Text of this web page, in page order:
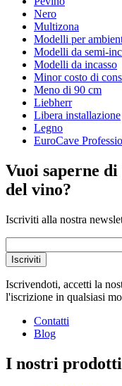
Cantina con porta
produttore
della vostra
Il climatizzatore
temperatura di
Consumo
Consumo
Livello di rumore
Livello di
Watt185
Voltage/Frequency
Dimensioni (LxAxP cm)
Altezza (cm)210.8
Profondità (cm) 66
Altezza della porta
Peso (kg)
Bottiglie
Altro
Classe climatica T
La porta
Allarme di porta
Piedini regolabili
Nero
Multizona
Modelli per
Modelli da semi-
Modelli da incasso
Minor costo di
Meno di 90 cm
Liebherr
Libera installazione
Legno
EuroCave
Vuoi saperne
del vino?
Iscriviti alla nostra
Iscriviti
Iscrivendoti, accetti la
l'iscrizione in qualsiasi
Contatti
Blog
I nostri prodotti